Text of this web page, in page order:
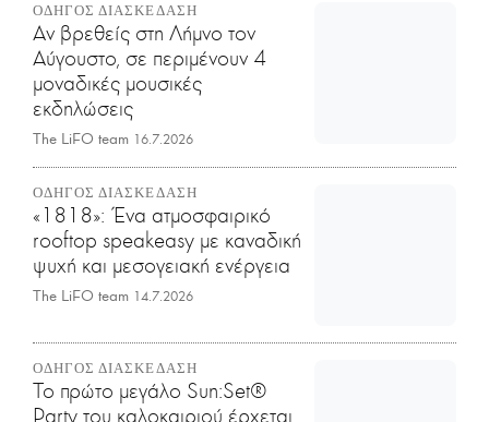
ΟΔΗΓΟΣ ΔΙΑΣΚΕΔΑΣΗ
Αν βρεθείς στη Λήμνο τον
Αύγουστο, σε περιμένουν 4
μοναδικές μουσικές
εκδηλώσεις
The LiFO team 16.7.2026
ΟΔΗΓΟΣ ΔΙΑΣΚΕΔΑΣΗ
«1818»: Ένα ατμοσφαιρικό
rooftop speakeasy με καναδική
ψυχή και μεσογειακή ενέργεια
The LiFO team 14.7.2026
ΟΔΗΓΟΣ ΔΙΑΣΚΕΔΑΣΗ
Το πρώτο μεγάλο Sun:Set®
Party του καλοκαιριού έρχεται